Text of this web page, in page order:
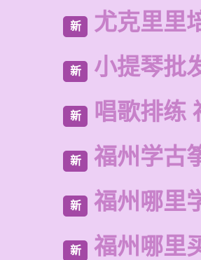
新 尤克里里
新 小提琴批
新 唱歌排练
新 福州学古
新 福州哪里
新 福州哪里